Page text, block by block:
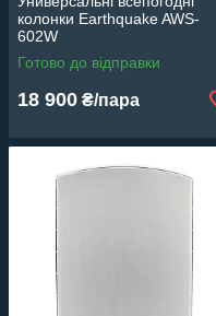
колонки Earthquake AWS-
602W
Готово до відправки
18 900 ₴/пара